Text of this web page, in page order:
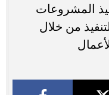
المشروعات
من خلال